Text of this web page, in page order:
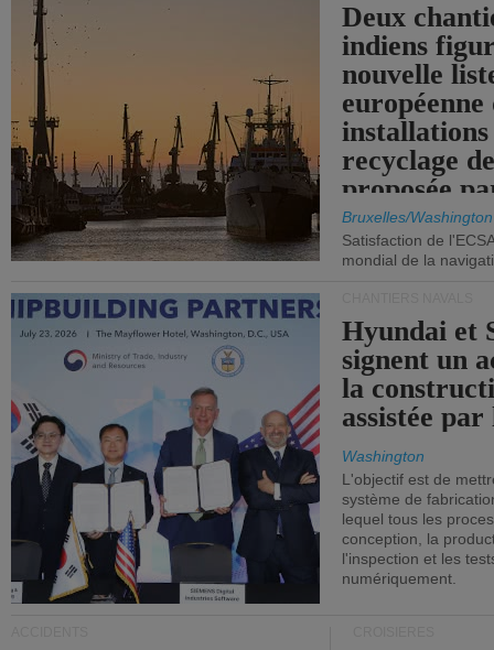
Deux
indiens
nouvelle
européenne
installations
recyclage
proposée
Bruxelles/Washington
Satisfaction de
mondial de la
Hyundai et
signent un
la
assistée
Washington
L'objectif est de
système de
lequel tous les
conception, la
l'inspection et les
numériquement.